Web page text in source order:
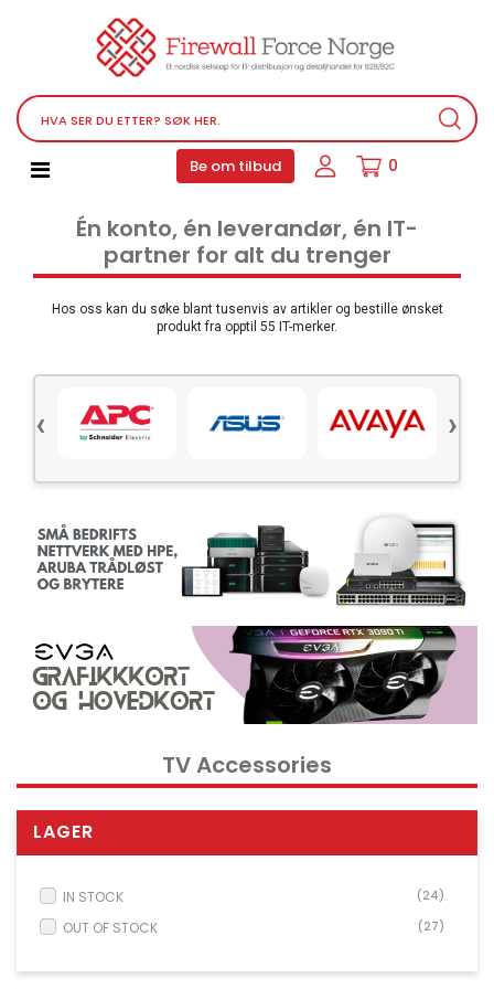
Be om tilbud 0
Nettverksutstyr
Service, støtteprogrammer og lisenser
Telefoner, PBX og VOIP
Programvare
Tilbehør
Lyd video og multimedia
Skjermer og projektorer
Servere og lagringsutstyr
Datamaskin PC-system
Kontorrekvisita og tilbehør
Verktøy
Nettverksdata rack og serverskap
Overvåkingsutstyr
KVM utstyr
Skrivere, skannere og tilbehør
Husholdnings- og hageutstyr
Spill og droner
Electrical Supplies
Én konto, én leverandør, én IT-
partner for alt du trenger
Hos oss kan du søke blant tusenvis av artikler og bestille ønsket
produkt fra opptil 55 IT-merker.
‹ ›
TV Accessories
LAGER
IN STOCK (24)
OUT OF STOCK (27)